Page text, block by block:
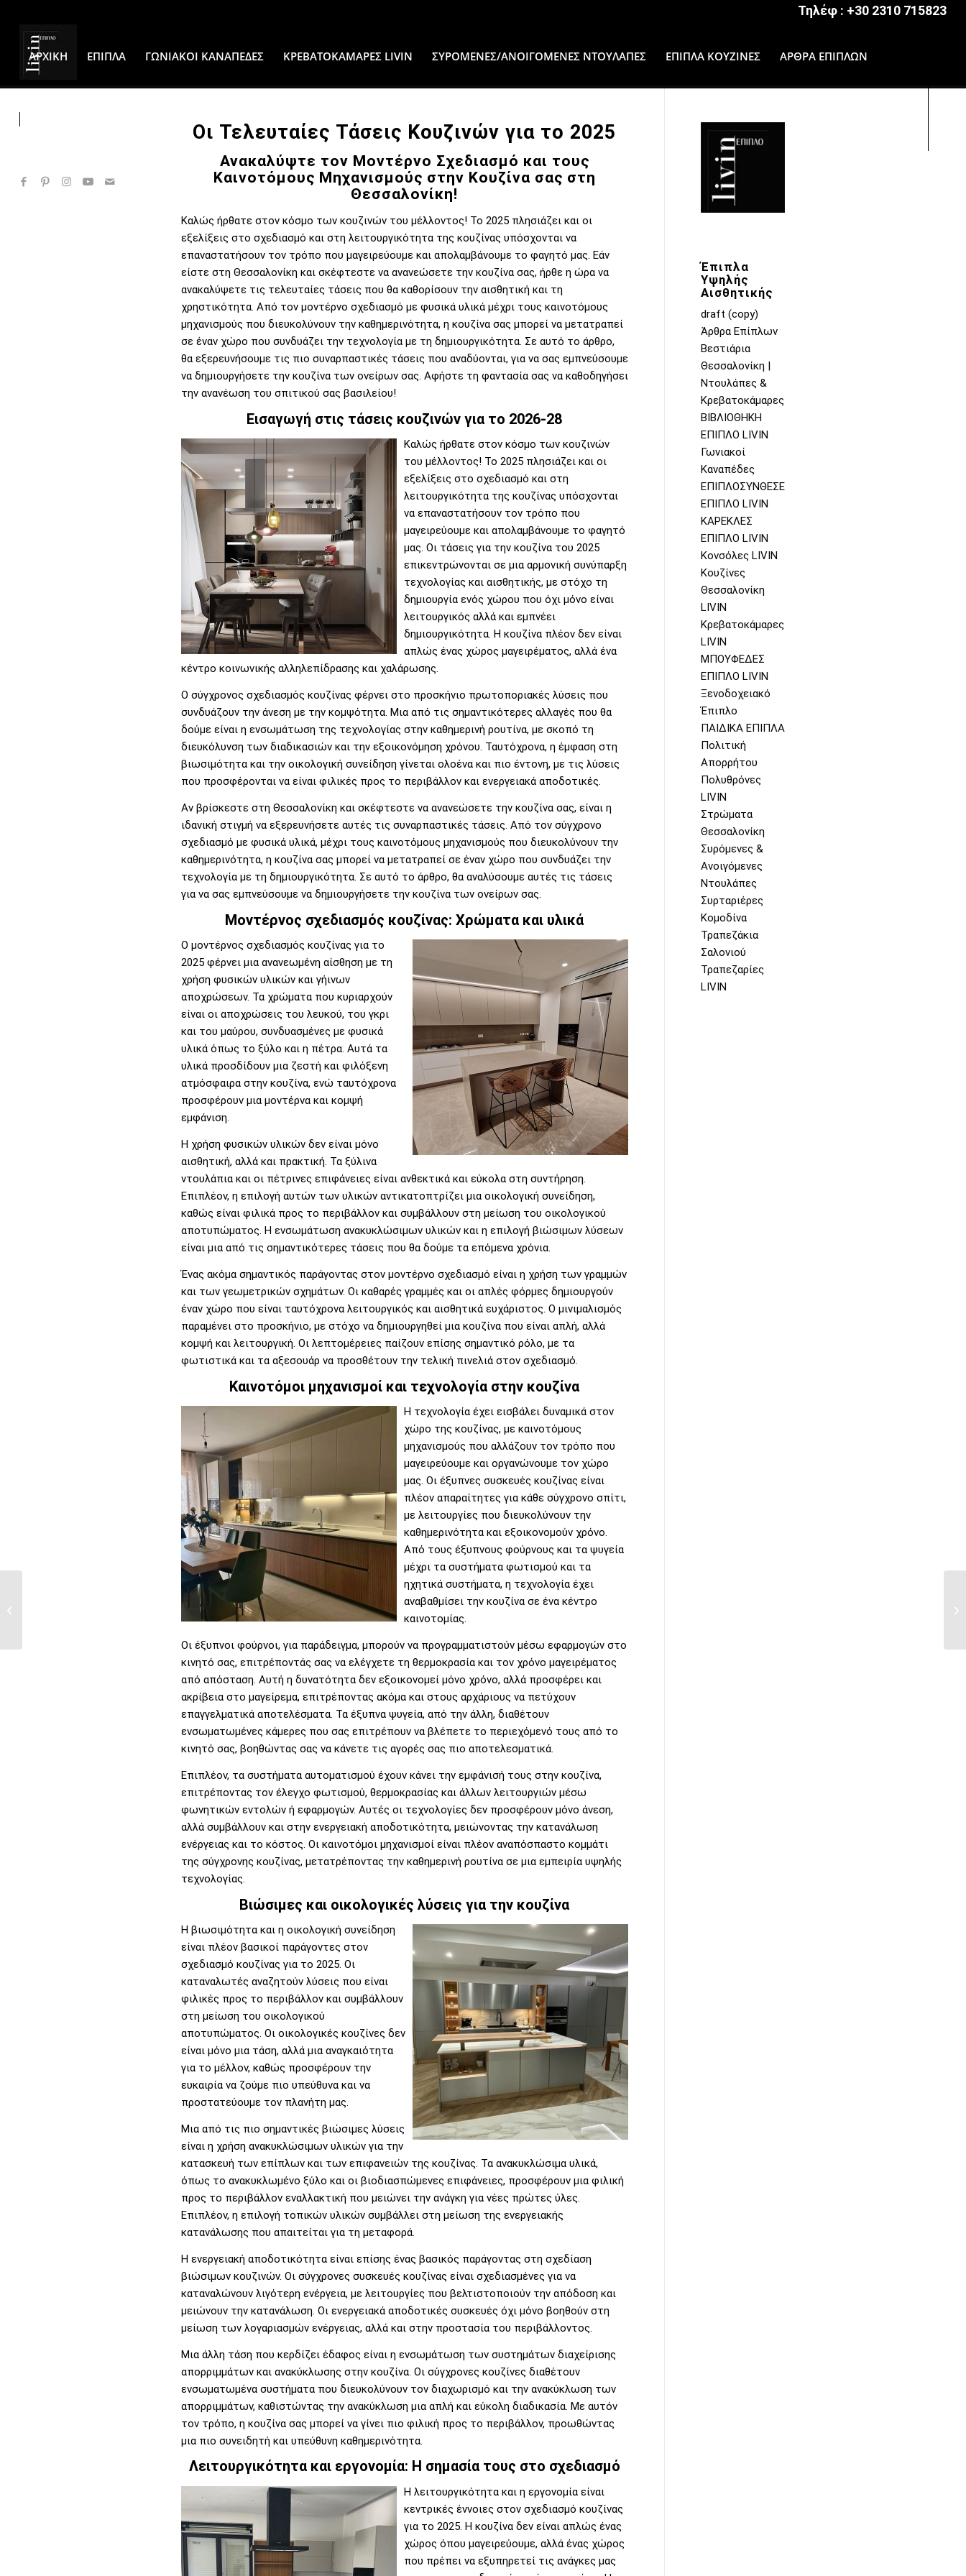
Τηλέφ : +30 2310 715823
ΑΡΧΙΚΗ ΕΠΙΠΛΑ ΓΩΝΙΑΚΟΙ ΚΑΝΑΠΕΔΕΣ ΚΡΕΒΑΤΟΚΑΜΑΡΕΣ LIVIN ΣΥΡΟΜΕΝΕΣ/ΑΝΟΙΓΟΜΕΝΕΣ ΝΤΟΥΛΑΠΕΣ ΕΠΙΠΛΑ ΚΟΥΖΙΝΕΣ ΑΡΘΡΑ ΕΠΙΠΛΩΝ
Οι Τελευταίες Τάσεις Κουζινών για το 2025
Ανακαλύψτε τον Μοντέρνο Σχεδιασμό και τους
Καινοτόμους Μηχανισμούς στην Κουζίνα σας στη
Θεσσαλονίκη!
Καλώς ήρθατε στον κόσμο των κουζινών του μέλλοντος! Το 2025 πλησιάζει και οι
εξελίξεις στο σχεδιασμό και στη λειτουργικότητα της κουζίνας υπόσχονται να
επαναστατήσουν τον τρόπο που μαγειρεύουμε και απολαμβάνουμε το φαγητό μας. Εάν
είστε στη Θεσσαλονίκη και σκέφτεστε να ανανεώσετε την κουζίνα σας, ήρθε η ώρα να
ανακαλύψετε τις τελευταίες τάσεις που θα καθορίσουν την αισθητική και τη
χρηστικότητα. Από τον μοντέρνο σχεδιασμό με φυσικά υλικά μέχρι τους καινοτόμους
μηχανισμούς που διευκολύνουν την καθημερινότητα, η κουζίνα σας μπορεί να μετατραπεί
σε έναν χώρο που συνδυάζει την τεχνολογία με τη δημιουργικότητα. Σε αυτό το άρθρο,
θα εξερευνήσουμε τις πιο συναρπαστικές τάσεις που αναδύονται, για να σας εμπνεύσουμε
να δημιουργήσετε την κουζίνα των ονείρων σας. Αφήστε τη φαντασία σας να καθοδηγήσει
την ανανέωση του σπιτικού σας βασιλείου!
Εισαγωγή στις τάσεις κουζινών για το 2026-28
Καλώς ήρθατε στον κόσμο των κουζινών
του μέλλοντος! Το 2025 πλησιάζει και οι
εξελίξεις στο σχεδιασμό και στη
λειτουργικότητα της κουζίνας υπόσχονται
να επαναστατήσουν τον τρόπο που
μαγειρεύουμε και απολαμβάνουμε το φαγητό
μας. Οι τάσεις για την κουζίνα του 2025
επικεντρώνονται σε μια αρμονική συνύπαρξη
τεχνολογίας και αισθητικής, με στόχο τη
δημιουργία ενός χώρου που όχι μόνο είναι
λειτουργικός αλλά και εμπνέει
δημιουργικότητα. Η κουζίνα πλέον δεν είναι
απλώς ένας χώρος μαγειρέματος, αλλά ένα
κέντρο κοινωνικής αλληλεπίδρασης και χαλάρωσης.
Ο σύγχρονος σχεδιασμός κουζίνας φέρνει στο προσκήνιο πρωτοποριακές λύσεις που
συνδυάζουν την άνεση με την κομψότητα. Μια από τις σημαντικότερες αλλαγές που θα
δούμε είναι η ενσωμάτωση της τεχνολογίας στην καθημερινή ρουτίνα, με σκοπό τη
διευκόλυνση των διαδικασιών και την εξοικονόμηση χρόνου. Ταυτόχρονα, η έμφαση στη
βιωσιμότητα και την οικολογική συνείδηση γίνεται ολοένα και πιο έντονη, με τις λύσεις
που προσφέρονται να είναι φιλικές προς το περιβάλλον και ενεργειακά αποδοτικές.
Αν βρίσκεστε στη Θεσσαλονίκη και σκέφτεστε να ανανεώσετε την κουζίνα σας, είναι η
ιδανική στιγμή να εξερευνήσετε αυτές τις συναρπαστικές τάσεις. Από τον σύγχρονο
σχεδιασμό με φυσικά υλικά, μέχρι τους καινοτόμους μηχανισμούς που διευκολύνουν την
καθημερινότητα, η κουζίνα σας μπορεί να μετατραπεί σε έναν χώρο που συνδυάζει την
τεχνολογία με τη δημιουργικότητα. Σε αυτό το άρθρο, θα αναλύσουμε αυτές τις τάσεις
για να σας εμπνεύσουμε να δημιουργήσετε την κουζίνα των ονείρων σας.
Μοντέρνος σχεδιασμός κουζίνας: Χρώματα και υλικά
Ο μοντέρνος σχεδιασμός κουζίνας για το
2025 φέρνει μια ανανεωμένη αίσθηση με τη
χρήση φυσικών υλικών και γήινων
αποχρώσεων. Τα χρώματα που κυριαρχούν
είναι οι αποχρώσεις του λευκού, του γκρι
και του μαύρου, συνδυασμένες με φυσικά
υλικά όπως το ξύλο και η πέτρα. Αυτά τα
υλικά προσδίδουν μια ζεστή και φιλόξενη
ατμόσφαιρα στην κουζίνα, ενώ ταυτόχρονα
προσφέρουν μια μοντέρνα και κομψή
εμφάνιση.
Η χρήση φυσικών υλικών δεν είναι μόνο
αισθητική, αλλά και πρακτική. Τα ξύλινα
ντουλάπια και οι πέτρινες επιφάνειες είναι ανθεκτικά και εύκολα στη συντήρηση.
Επιπλέον, η επιλογή αυτών των υλικών αντικατοπτρίζει μια οικολογική συνείδηση,
καθώς είναι φιλικά προς το περιβάλλον και συμβάλλουν στη μείωση του οικολογικού
αποτυπώματος. Η ενσωμάτωση ανακυκλώσιμων υλικών και η επιλογή βιώσιμων λύσεων
είναι μια από τις σημαντικότερες τάσεις που θα δούμε τα επόμενα χρόνια.
Ένας ακόμα σημαντικός παράγοντας στον μοντέρνο σχεδιασμό είναι η χρήση των γραμμών
και των γεωμετρικών σχημάτων. Οι καθαρές γραμμές και οι απλές φόρμες δημιουργούν
έναν χώρο που είναι ταυτόχρονα λειτουργικός και αισθητικά ευχάριστος. Ο μινιμαλισμός
παραμένει στο προσκήνιο, με στόχο να δημιουργηθεί μια κουζίνα που είναι απλή, αλλά
κομψή και λειτουργική. Οι λεπτομέρειες παίζουν επίσης σημαντικό ρόλο, με τα
φωτιστικά και τα αξεσουάρ να προσθέτουν την τελική πινελιά στον σχεδιασμό.
Καινοτόμοι μηχανισμοί και τεχνολογία στην κουζίνα
Η τεχνολογία έχει εισβάλει δυναμικά στον
χώρο της κουζίνας, με καινοτόμους
μηχανισμούς που αλλάζουν τον τρόπο που
μαγειρεύουμε και οργανώνουμε τον χώρο
μας. Οι έξυπνες συσκευές κουζίνας είναι
πλέον απαραίτητες για κάθε σύγχρονο σπίτι,
με λειτουργίες που διευκολύνουν την
καθημερινότητα και εξοικονομούν χρόνο.
Από τους έξυπνους φούρνους και τα ψυγεία
μέχρι τα συστήματα φωτισμού και τα
ηχητικά συστήματα, η τεχνολογία έχει
αναβαθμίσει την κουζίνα σε ένα κέντρο
καινοτομίας.
Οι έξυπνοι φούρνοι, για παράδειγμα, μπορούν να προγραμματιστούν μέσω εφαρμογών στο
κινητό σας, επιτρέποντάς σας να ελέγχετε τη θερμοκρασία και τον χρόνο μαγειρέματος
από απόσταση. Αυτή η δυνατότητα δεν εξοικονομεί μόνο χρόνο, αλλά προσφέρει και
ακρίβεια στο μαγείρεμα, επιτρέποντας ακόμα και στους αρχάριους να πετύχουν
επαγγελματικά αποτελέσματα. Τα έξυπνα ψυγεία, από την άλλη, διαθέτουν
ενσωματωμένες κάμερες που σας επιτρέπουν να βλέπετε το περιεχόμενό τους από το
κινητό σας, βοηθώντας σας να κάνετε τις αγορές σας πιο αποτελεσματικά.
Επιπλέον, τα συστήματα αυτοματισμού έχουν κάνει την εμφάνισή τους στην κουζίνα,
επιτρέποντας τον έλεγχο φωτισμού, θερμοκρασίας και άλλων λειτουργιών μέσω
φωνητικών εντολών ή εφαρμογών. Αυτές οι τεχνολογίες δεν προσφέρουν μόνο άνεση,
αλλά συμβάλλουν και στην ενεργειακή αποδοτικότητα, μειώνοντας την κατανάλωση
ενέργειας και το κόστος. Οι καινοτόμοι μηχανισμοί είναι πλέον αναπόσπαστο κομμάτι
της σύγχρονης κουζίνας, μετατρέποντας την καθημερινή ρουτίνα σε μια εμπειρία υψηλής
τεχνολογίας.
Βιώσιμες και οικολογικές λύσεις για την κουζίνα
Η βιωσιμότητα και η οικολογική συνείδηση
είναι πλέον βασικοί παράγοντες στον
σχεδιασμό κουζίνας για το 2025. Οι
καταναλωτές αναζητούν λύσεις που είναι
φιλικές προς το περιβάλλον και συμβάλλουν
στη μείωση του οικολογικού
αποτυπώματος. Οι οικολογικές κουζίνες δεν
είναι μόνο μια τάση, αλλά μια αναγκαιότητα
για το μέλλον, καθώς προσφέρουν την
ευκαιρία να ζούμε πιο υπεύθυνα και να
προστατεύουμε τον πλανήτη μας.
Μια από τις πιο σημαντικές βιώσιμες λύσεις
είναι η χρήση ανακυκλώσιμων υλικών για την
κατασκευή των επίπλων και των επιφανειών της κουζίνας. Τα ανακυκλώσιμα υλικά,
όπως το ανακυκλωμένο ξύλο και οι βιοδιασπώμενες επιφάνειες, προσφέρουν μια φιλική
προς το περιβάλλον εναλλακτική που μειώνει την ανάγκη για νέες πρώτες ύλες.
Επιπλέον, η επιλογή τοπικών υλικών συμβάλλει στη μείωση της ενεργειακής
κατανάλωσης που απαιτείται για τη μεταφορά.
Η ενεργειακή αποδοτικότητα είναι επίσης ένας βασικός παράγοντας στη σχεδίαση
βιώσιμων κουζινών. Οι σύγχρονες συσκευές κουζίνας είναι σχεδιασμένες για να
καταναλώνουν λιγότερη ενέργεια, με λειτουργίες που βελτιστοποιούν την απόδοση και
μειώνουν την κατανάλωση. Οι ενεργειακά αποδοτικές συσκευές όχι μόνο βοηθούν στη
μείωση των λογαριασμών ενέργειας, αλλά και στην προστασία του περιβάλλοντος.
Μια άλλη τάση που κερδίζει έδαφος είναι η ενσωμάτωση των συστημάτων διαχείρισης
απορριμμάτων και ανακύκλωσης στην κουζίνα. Οι σύγχρονες κουζίνες διαθέτουν
ενσωματωμένα συστήματα που διευκολύνουν τον διαχωρισμό και την ανακύκλωση των
απορριμμάτων, καθιστώντας την ανακύκλωση μια απλή και εύκολη διαδικασία. Με αυτόν
τον τρόπο, η κουζίνα σας μπορεί να γίνει πιο φιλική προς το περιβάλλον, προωθώντας
μια πιο συνειδητή και υπεύθυνη καθημερινότητα.
Λειτουργικότητα και εργονομία: Η σημασία τους στο σχεδιασμό
Η λειτουργικότητα και η εργονομία είναι
κεντρικές έννοιες στον σχεδιασμό κουζίνας
για το 2025. Η κουζίνα δεν είναι απλώς ένας
χώρος όπου μαγειρεύουμε, αλλά ένας χώρος
που πρέπει να εξυπηρετεί τις ανάγκες μας
Έπιπλα
Υψηλής
Αισθητικής
draft (copy)
Άρθρα Επίπλων
Βεστιάρια
Θεσσαλονίκη |
Ντουλάπες &
Κρεβατοκάμαρες
ΒΙΒΛΙΟΘΗΚΗ
ΕΠΙΠΛΟ LIVIN
Γωνιακοί
Καναπέδες
ΕΠΙΠΛΟΣΥΝΘΕΣΕΙΣ
ΕΠΙΠΛΟ LIVIN
ΚΑΡΕΚΛΕΣ
ΕΠΙΠΛΟ LIVIN
Κονσόλες LIVIN
Κουζίνες
Θεσσαλονίκη
LIVIN
Κρεβατοκάμαρες
LIVIN
ΜΠΟΥΦΕΔΕΣ
ΕΠΙΠΛΟ LIVIN
Ξενοδοχειακό
Έπιπλο
ΠΑΙΔΙΚΑ ΕΠΙΠΛΑ
Πολιτική
Απορρήτου
Πολυθρόνες
LIVIN
Στρώματα
Θεσσαλονίκη
Συρόμενες &
Ανοιγόμενες
Ντουλάπες
Συρταριέρες
Κομοδίνα
Τραπεζάκια
Σαλονιού
Τραπεζαρίες
LIVIN